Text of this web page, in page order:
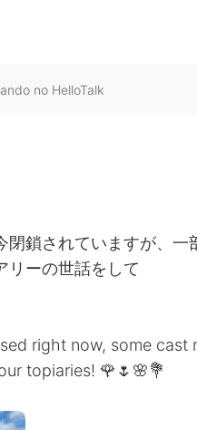
no HelloTalk
閉鎖されていますが、
リーの世話をして
right now, some cast
topiaries! 🌹🌷🌸💐